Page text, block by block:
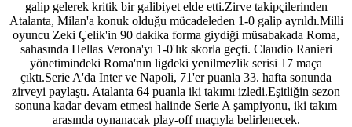
galip gelerek kritik bir galibiyet elde etti.Zirve takipçilerinden
Atalanta, Milan'a konuk olduğu mücadeleden 1-0 galip ayrıldı.Milli
oyuncu Zeki Çelik'in 90 dakika forma giydiği müsabakada Roma,
sahasında Hellas Verona'yı 1-0'lık skorla geçti. Claudio Ranieri
yönetimindeki Roma'nın ligdeki yenilmezlik serisi 17 maça
çıktı.Serie A'da Inter ve Napoli, 71'er puanla 33. hafta sonunda
zirveyi paylaştı. Atalanta 64 puanla iki takımı izledi.Eşitliğin sezon
sonuna kadar devam etmesi halinde Serie A şampiyonu, iki takım
arasında oynanacak play-off maçıyla belirlenecek.